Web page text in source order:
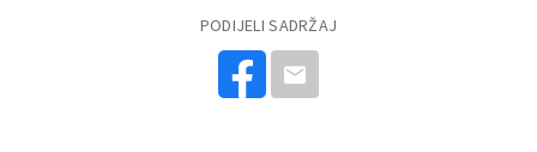
PODIJELI SADRŽAJ